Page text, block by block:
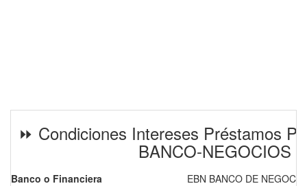
⏩ Condiciones Intereses Préstamos
BANCO-NEGOCIOS
Banco o Financiera
EBN BANCO DE